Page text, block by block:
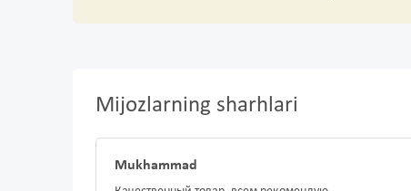
Mijozlarning sharhlari
Mukhammad